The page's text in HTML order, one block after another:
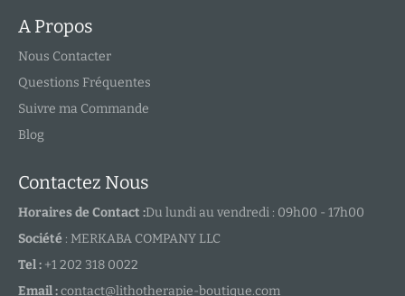
A Propos
Nous Contacter
Questions Fréquentes
Suivre ma Commande
Blog
Contactez Nous
Horaires de Contact :Du lundi au vendredi : 09h00 - 17h00
Société : MERKABA COMPANY LLC
Tel : +1 202 318 0022
Email :contact@lithotherapie-boutique.com